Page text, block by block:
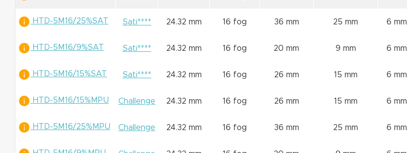
HTD-5M16/25%SAT Sati**** 24.32 mm 16 fog 36 mm 25 mm 6 mm
HTD-5M16/9%SAT Sati**** 24.32 mm 16 fog 20 mm 9 mm 6 mm
HTD-5M16/15%SAT Sati**** 24.32 mm 16 fog 26 mm 15 mm 6 mm
HTD-5M16/15%MPU Challenge 24.32 mm 16 fog 26 mm 15 mm 6 mm
HTD-5M16/25%MPU Challenge 24.32 mm 16 fog 36 mm 25 mm 6 mm